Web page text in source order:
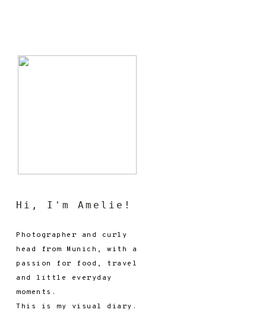
Hi, I'm Amelie!
Photographer and curly
head from Munich, with a
passion for food, travel
and little everyday
moments.
This is my visual diary.